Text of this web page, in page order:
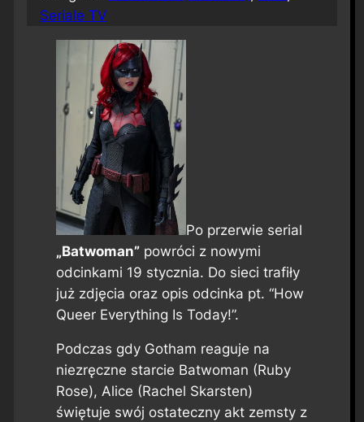
Seriale TV
Po przerwie serial
„Batwoman”powróci z nowymi
odcinkami 19 stycznia. Do sieci trafiły
już zdjęcia oraz opis odcinka pt. “How
Queer Everything Is Today!”.
Podczas gdy Gotham reaguje na
niezręczne starcie Batwoman (Ruby
Rose), Alice (Rachel Skarsten)
świętuje swój ostateczny akt zemsty z